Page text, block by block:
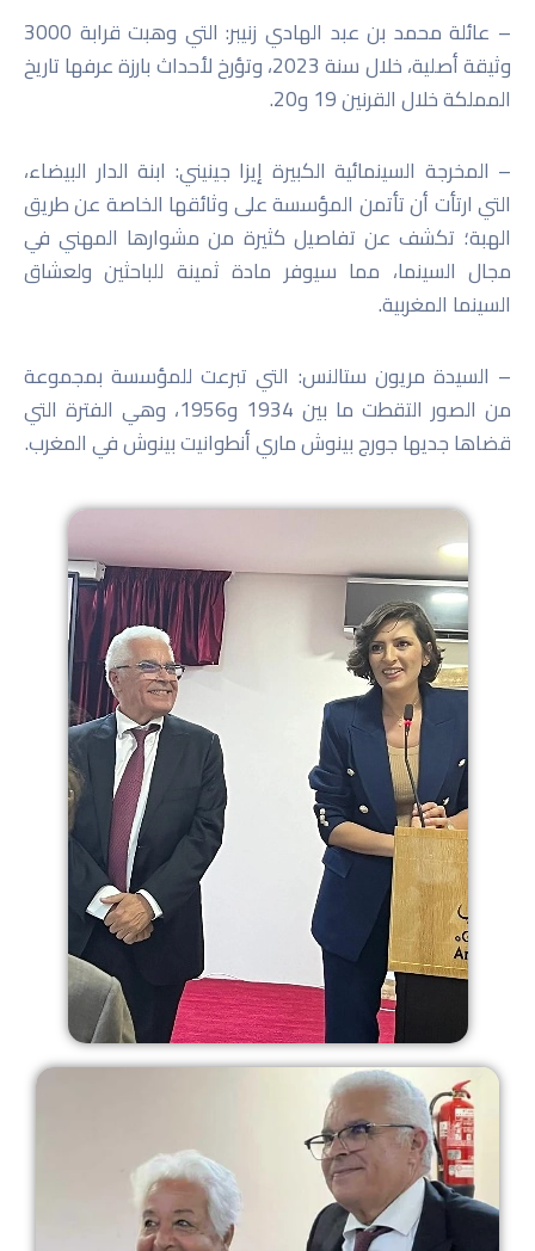
– عائلة محمد بن عبد الهادي زنيبر: التي وهبت قرابة 3000
وثيقة أصلية، خلال سنة 2023، وتؤرخ لأحداث بارزة عرفها تاريخ
المملكة خلال القرنين 19 و20.
– المخرجة السينمائية الكبيرة إيزا جينيني: ابنة الدار البيضاء،
التي ارتأت أن تأتمن المؤسسة على وثائقها الخاصة عن طريق
الهبة؛ تكشف عن تفاصيل كثيرة من مشوارها المهني في
مجال السينما، مما سيوفر مادة ثمينة للباحثين ولعشاق
السينما المغربية.
– السيدة مريون ستالنس: التي تبرعت للمؤسسة بمجموعة
من الصور التقطت ما بين 1934 و1956، وهي الفترة التي
قضاها جديها جورج بينوش ماري أنطوانيت بينوش في المغرب.